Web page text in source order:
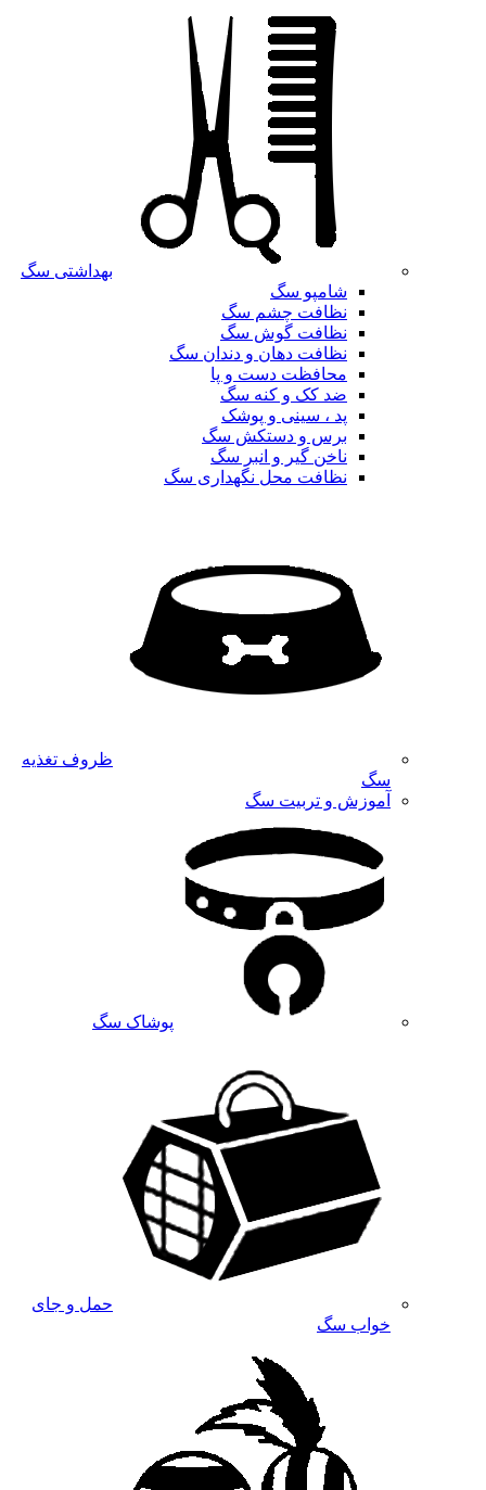
بهداشتی سگ
شامپو سگ
نظافت چشم سگ
نظافت گوش سگ
نظافت دهان و دندان سگ
محافظت دست و پا
ضد کک و کنه سگ
پد ، سینی و پوشک
برس و دستکش سگ
ناخن گیر و انبر سگ
نظافت محل نگهداری سگ
ظروف تغذیه
سگ
آموزش و تربیت سگ
پوشاک سگ
حمل و جای
خواب سگ